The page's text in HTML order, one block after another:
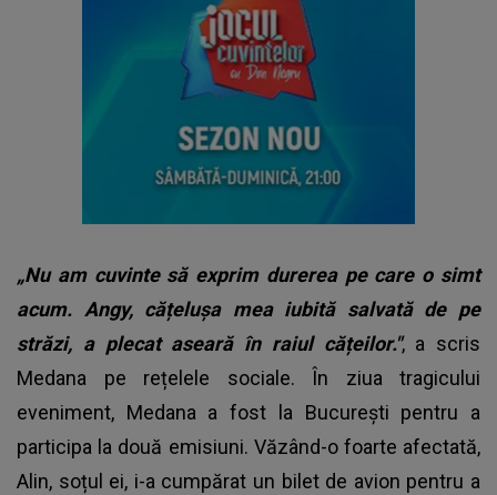
„Nu am cuvinte să exprim durerea pe care o simt
acum. Angy, cățelușa mea iubită salvată de pe
străzi, a plecat aseară în raiul cățeilor.", a scris
Medana pe rețelele sociale. În ziua tragicului
eveniment, Medana a fost la București pentru a
participa la două emisiuni. Văzând-o foarte afectată,
Alin, soțul ei, i-a cumpărat un bilet de avion pentru a